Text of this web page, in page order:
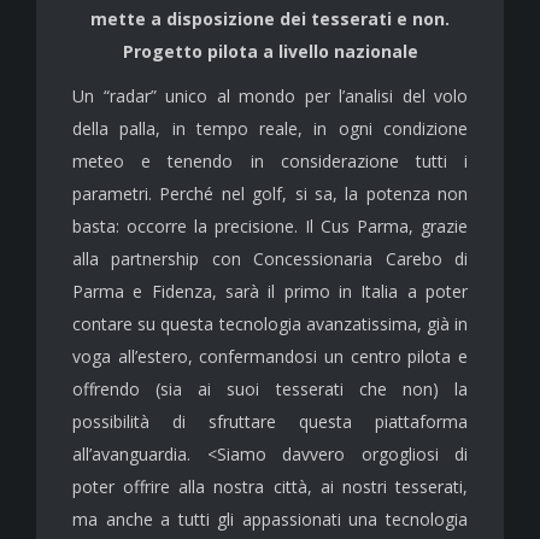
mette a disposizione dei tesserati e non.
Progetto pilota a livello nazionale
Un “radar” unico al mondo per l’analisi del volo
della palla, in tempo reale, in ogni condizione
meteo e tenendo in considerazione tutti i
parametri. Perché nel golf, si sa, la potenza non
basta: occorre la precisione. Il Cus Parma, grazie
alla partnership con Concessionaria Carebo di
Parma e Fidenza, sarà il primo in Italia a poter
contare su questa tecnologia avanzatissima, già in
voga all’estero, confermandosi un centro pilota e
offrendo (sia ai suoi tesserati che non) la
possibilità di sfruttare questa piattaforma
all’avanguardia. <Siamo davvero orgogliosi di
poter offrire alla nostra città, ai nostri tesserati,
ma anche a tutti gli appassionati una tecnologia